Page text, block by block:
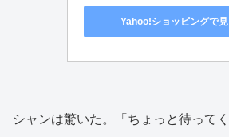
Yahoo!ショッピングで
シャンは驚いた。「ちょっと待って